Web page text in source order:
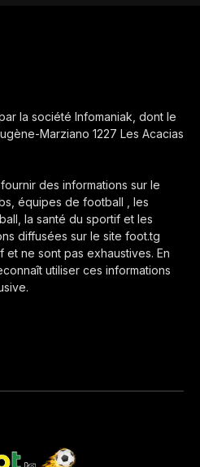
la société Infomaniak, dont le
Marziano 1227 Les Acacias
des informations sur le
équipes de football , les
la santé du sportif et les
diffusées sur le site foot.tg
ne sont pas exhaustives. En
utiliser ces informations